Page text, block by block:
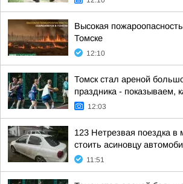
Высокая
Томске
12:10
Томск стал ареной
праздника - показываем,
12:03
123 Нетрезвая поездка в
стоить асиновцу
11:51